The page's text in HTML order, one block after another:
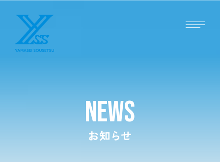
NEWS
お知らせ